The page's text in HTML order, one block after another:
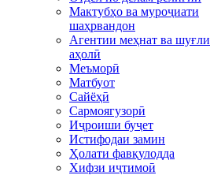
Мактубҳо ва муроҷиати
шаҳрвандон
Агентии меҳнат ва шуғли
аҳолӣ
Меъморӣ
Матбуот
Сайёҳӣ
Сармоягузорӣ
Иҷроиши буҷет
Истифодаи замин
Ҳолати фавқулодда
Хифзи иҷтимоӣ